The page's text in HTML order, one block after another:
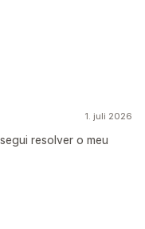
1. juli 2026
resolver o meu